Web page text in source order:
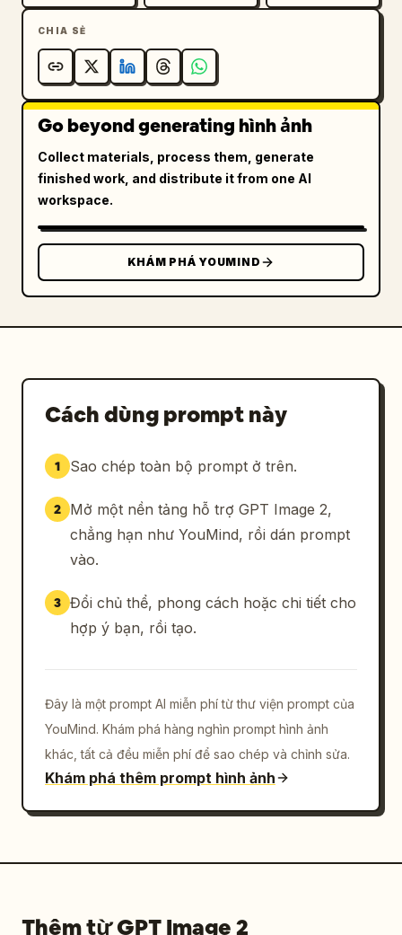
CHIA SẺ
Go beyond generating hình ảnh
Collect materials, process them, generate
finished work, and distribute it from one AI
workspace.
KHÁM PHÁ YOUMIND
Cách dùng prompt này
1 Sao chép toàn bộ prompt ở trên.
2
Mở một nền tảng hỗ trợ GPT Image 2,
chẳng hạn như YouMind, rồi dán prompt
vào.
3 Đổi chủ thể, phong cách hoặc chi tiết cho
hợp ý bạn, rồi tạo.
Đây là một prompt AI miễn phí từ thư viện prompt của
YouMind. Khám phá hàng nghìn prompt hình ảnh
khác, tất cả đều miễn phí để sao chép và chỉnh sửa.
Khám phá thêm prompt hình ảnh
Thêm từ GPT Image 2